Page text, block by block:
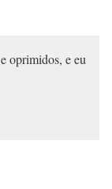
oprimidos, e eu